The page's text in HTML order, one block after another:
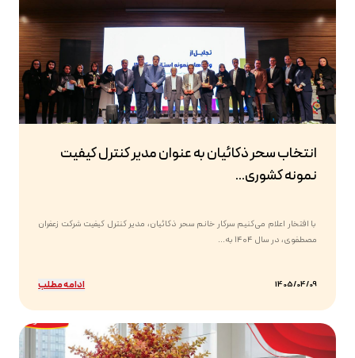
انتخاب سحر ذکائیان به عنوان مدیر کنترل کیفیت
نمونه کشوری...
با افتخار اعلام می‌کنیم سرکار خانم سحر ذکائیان، مدیر کنترل کیفیت شرکت زعفران
مصطفوی، در سال ۱۴۰۴ به...
1405/04/09 ادامه مطلب